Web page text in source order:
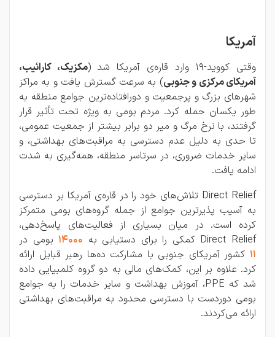
آمریکا
وقتی کووید-19 وارد قاره‌ی آمریکا شد (
مکزیک، کارائیب،
آمریکای مرکزی و جنوبی) به سرعت گسترش یافت و به مراکز
شهرهای بزرگ و پرجمعیت و دورافتاده‌ترین جوامع منطقه به
طور یکسان حمله کرد. مردم بومی به ویژه تحت تأثیر قرار
گرفتند، با نرخ مرگ و میر دو برابر بیشتر از جمعیت عمومی،
تا حدی به دلیل عدم دسترسی به مراقبت‌های بهداشتی، و
سایر خدمات ضروری، در سرتاسر منطقه، همه‌گیری به شدت
ادامه یافت.
Direct Relief تلاش‌های خود را در قاره‌ی آمریکا بر دسترسی
به آسیب پذیرترین جوامع از جمله گروه‌های بومی متمرکز
کرده است. در میان بسیاری از فعالیت‌های پاسخ‌دهی،
Direct Relief کمکی را برای دستیابی به
14000بومی در
11 کشور آمریکای جنوبی با مشارکت ده‌ها رهبر قبایل ارائه
کرد. علاوه بر این، کمک‌های مالی به دو گروه کلمبیایی داده
شد که PPE، آموزش بهداشت و سایر خدمات را به جوامع
بومی دوردست با دسترسی محدود به مراقبت‌های بهداشتی
ارائه می‌کردند.